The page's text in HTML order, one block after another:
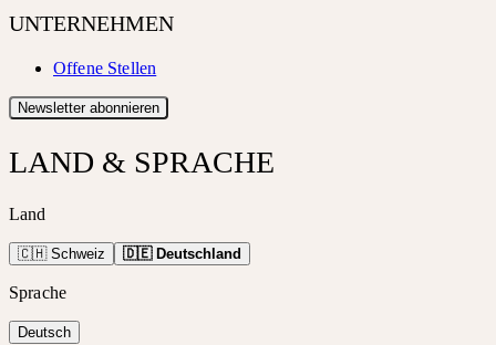
UNTERNEHMEN
Offene Stellen
Newsletter abonnieren
LAND & SPRACHE
Land
🇨🇭 Schweiz 🇩🇪 Deutschland
Sprache
Deutsch